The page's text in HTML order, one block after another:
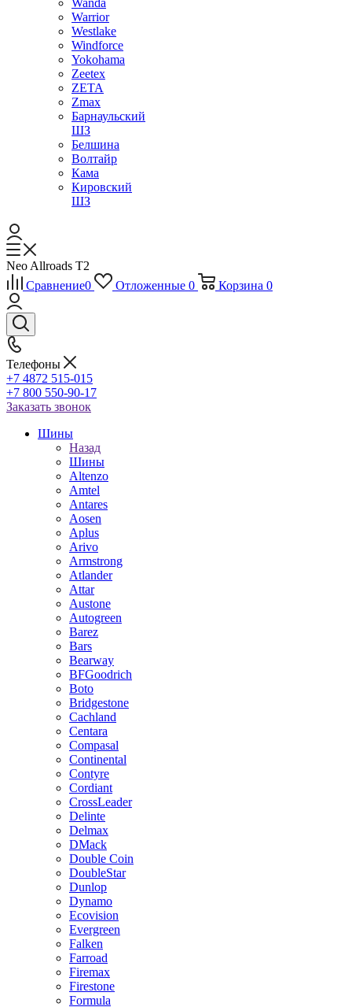
Wanda
Warrior
Westlake
Windforce
Yokohama
Zeetex
ZETA
Zmax
Барнаульский
ШЗ
Белшина
Волтайр
Кама
Кировский
ШЗ
Neo Allroads T2
Сравнение0 Отложенные 0 Корзина 0
Телефоны
+7 4872 515-015
+7 800 550-90-17
Заказать звонок
Шины
Назад
Шины
Altenzo
Amtel
Antares
Aosen
Aplus
Arivo
Armstrong
Atlander
Attar
Austone
Autogreen
Barez
Bars
Bearway
BFGoodrich
Boto
Bridgestone
Cachland
Centara
Compasal
Continental
Contyre
Cordiant
CrossLeader
Delinte
Delmax
DMack
Double Coin
DoubleStar
Dunlop
Dynamo
Ecovision
Evergreen
Falken
Farroad
Firemax
Firestone
Formula